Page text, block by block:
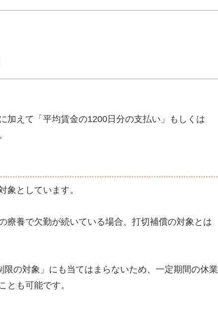
加えて「平均賃金の1200日分の支払い」もしくは
象としています。
療養で欠勤が続いている場合、打切補償の対象とは
の対象」にも当てはまらないため、一定期間の休業
とも可能です。